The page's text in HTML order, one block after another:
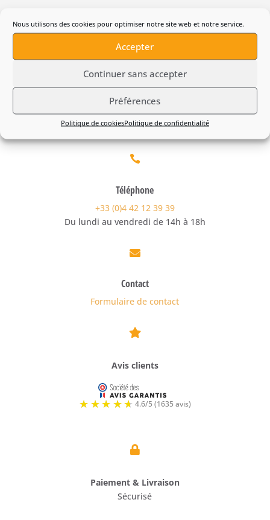
Nous utilisons des cookies pour optimiser notre site web et notre service.
Accepter
Continuer sans accepter
Préférences
Politique de cookiesPolitique de confidentialité
Tête taille-haies pour Combi
Husqvarna HA200

Téléphone
+33 (0)4 42 12 39 39
Du lundi au vendredi de 14h à 18h

Contact
Formulaire de contact

Avis clients

Paiement & Livraison
Sécurisé